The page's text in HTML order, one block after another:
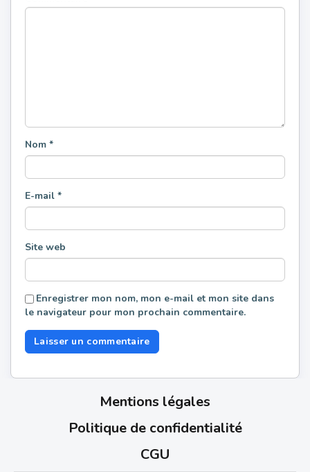
Nom *
E-mail *
Site web
Enregistrer mon nom, mon e-mail et mon site dans
le navigateur pour mon prochain commentaire.
Mentions légales
Politique de confidentialité
CGU